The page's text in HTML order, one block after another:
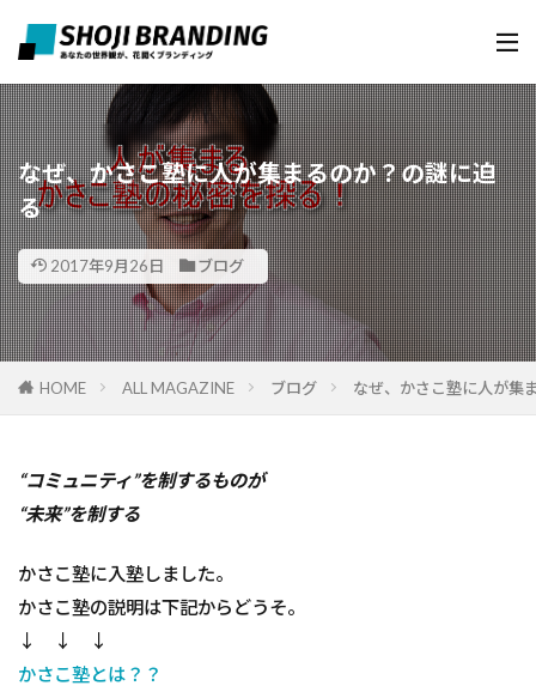
なぜ、かさこ塾に人が集まるのか？の謎に迫
る
2017年9月26日 ブログ
HOME ALL MAGAZINE ブログ なぜ、かさこ塾に人が集
“コミュニティ”を制するものが
“未来”を制する
かさこ塾に入塾しました。
かさこ塾の説明は下記からどうそ。
↓ ↓ ↓
かさこ塾とは？？